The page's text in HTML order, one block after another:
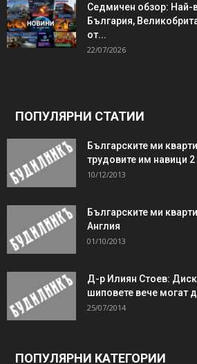
Седмичен обзор: Най-
България,
от...
22/07/2026
ПОПУЛЯРНИ СТАТИИ
Българските ми
трудовите им навици 2
10/12/2013
Българските ми
Англия
01/10/2013
Д-р Илиян Стоев:
шиповете вече могат
25/07/2014
ПОПУЛЯРНИ КАТЕГОРИИ